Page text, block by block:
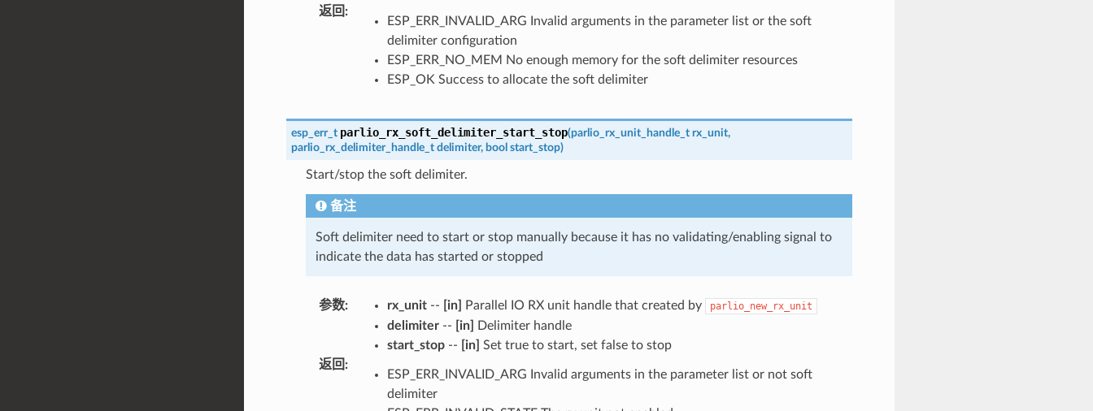
返回 :
ESP_ERR_INVALID_ARG Invalid arguments in the parameter list or the soft
delimiter configuration
ESP_ERR_NO_MEM No enough memory for the soft delimiter resources
ESP_OK Success to allocate the soft delimiter
esp_err_t parlio_rx_soft_delimiter_start_stop(parlio_rx_unit_handle_t rx_unit,
parlio_rx_delimiter_handle_t delimiter, bool start_stop)
Start/stop the soft delimiter.
备注
Soft delimiter need to start or stop manually because it has no validating/enabling signal to
indicate the data has started or stopped
参数: rx_unit-- [in] Parallel IO RX unit handle that created by parlio_new_rx_unit
delimiter-- [in]
Delimiter handle
start_stop-- [in] Set true to start, set false to stop
返回 :
ESP_ERR_INVALID_ARG Invalid arguments in the parameter list or not soft
delimiter